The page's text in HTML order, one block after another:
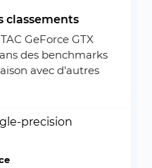
classements
GeForce GTX
des benchmarks
avec d'autres
precision